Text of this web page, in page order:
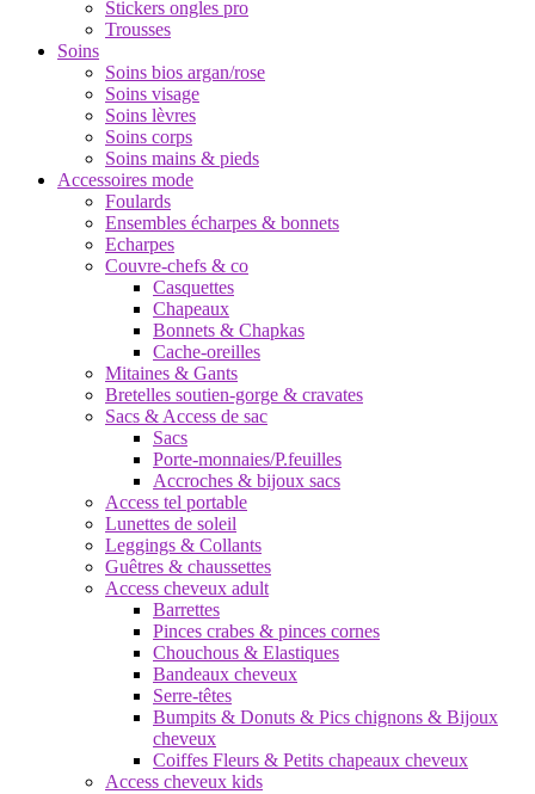
Stickers ongles pro
Trousses
Soins
Soins bios argan/rose
Soins visage
Soins lèvres
Soins corps
Soins mains & pieds
Accessoires mode
Foulards
Ensembles écharpes & bonnets
Echarpes
Couvre-chefs & co
Casquettes
Chapeaux
Bonnets & Chapkas
Cache-oreilles
Mitaines & Gants
Bretelles soutien-gorge & cravates
Sacs & Access de sac
Sacs
Porte-monnaies/P.feuilles
Accroches & bijoux sacs
Access tel portable
Lunettes de soleil
Leggings & Collants
Guêtres & chaussettes
Access cheveux adult
Barrettes
Pinces crabes & pinces cornes
Chouchous & Elastiques
Bandeaux cheveux
Serre-têtes
Bumpits & Donuts & Pics chignons & Bijoux
cheveux
Coiffes Fleurs & Petits chapeaux cheveux
Access cheveux kids